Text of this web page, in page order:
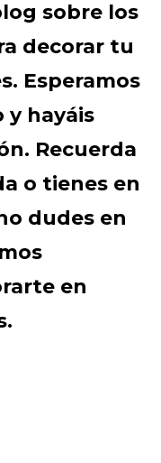
sobre los
decorar tu
Esperamos
y hayáis
Recuerda
o tienes en
dudes en
en